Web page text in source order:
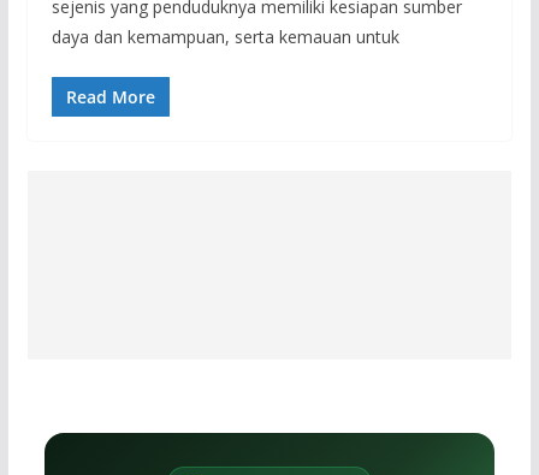
sejenis yang penduduknya memiliki kesiapan sumber
daya dan kemampuan, serta kemauan untuk
Read More